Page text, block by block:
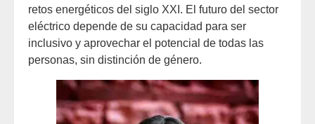
retos energéticos del siglo XXI. El futuro del sector
eléctrico depende de su capacidad para ser
inclusivo y aprovechar el potencial de todas las
personas, sin distinción de género.